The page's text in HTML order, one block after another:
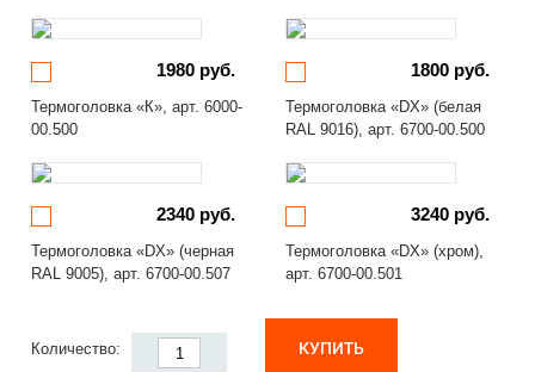
1980 руб.
Термоголовка «К», арт. 6000-
00.500
1800 руб.
Термоголовка «DX» (белая
RAL 9016), арт. 6700-00.500
2340 руб.
Термоголовка «DX» (черная
RAL 9005), арт. 6700-00.507
3240 руб.
Термоголовка «DX» (хром),
арт. 6700-00.501
Количество: КУПИТЬ